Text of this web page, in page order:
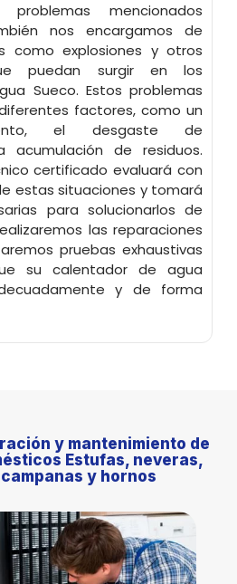
mencionados
nos encargamos de
como explosiones y otros
puedan surgir en los
Sueco. Estos problemas
factores, como un
el desgaste de
acumulación de residuos.
certificado evaluará con
estas situaciones y tomará
para solucionarlos de
las reparaciones
pruebas exhaustivas
su calentador de agua
y de forma
y mantenimiento de
Estufas, neveras,
y hornos